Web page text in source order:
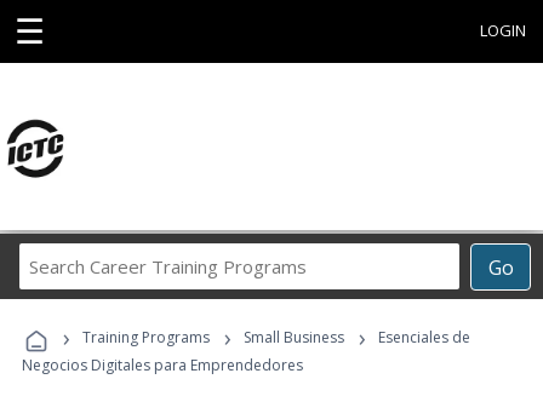
☰ LOGIN
Go
Career
Programs
› Training Programs › Small Business ›
Esenciales de
Negocios Digitales para Emprendedores